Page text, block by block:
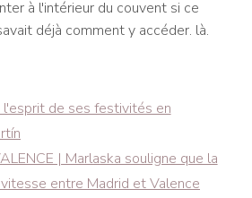
à l'intérieur du couvent si ce
déjà comment y accéder. là.
l'esprit de ses festivités en
| Marlaska souligne que la
entre Madrid et Valence